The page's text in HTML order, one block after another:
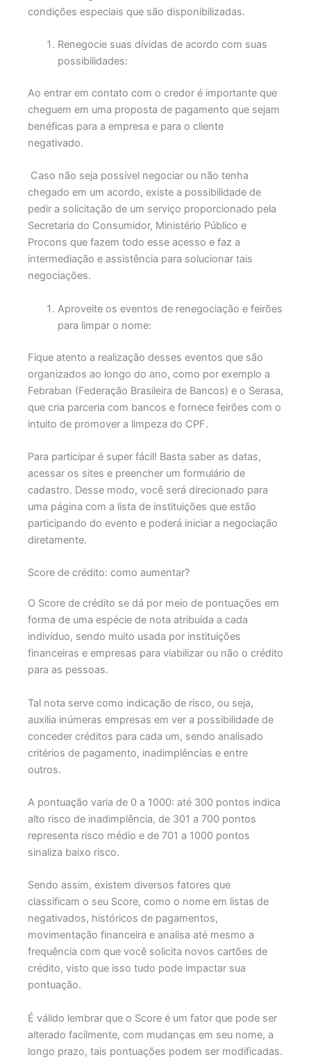
condições especiais que são disponibilizadas.
Renegocie suas dívidas de acordo com suas
possibilidades:
Ao entrar em contato com o credor é importante que
cheguem em uma proposta de pagamento que sejam
benéficas para a empresa e para o cliente
negativado.
Caso não seja possível negociar ou não tenha
chegado em um acordo, existe a possibilidade de
pedir a solicitação de um serviço proporcionado pela
Secretaria do Consumidor, Ministério Público e
Procons que fazem todo esse acesso e faz a
intermediação e assistência para solucionar tais
negociações.
Aproveite os eventos de renegociação e feirões
para limpar o nome:
Fique atento a realização desses eventos que são
organizados ao longo do ano, como por exemplo a
Febraban (Federação Brasileira de Bancos) e o Serasa,
que cria parceria com bancos e fornece feirões com o
intuito de promover a limpeza do CPF.
Para participar é super fácil! Basta saber as datas,
acessar os sites e preencher um formulário de
cadastro. Desse modo, você será direcionado para
uma página com a lista de instituições que estão
participando do evento e poderá iniciar a negociação
diretamente.
Score de crédito: como aumentar?
O Score de crédito se dá por meio de pontuações em
forma de uma espécie de nota atribuída a cada
indivíduo, sendo muito usada por instituições
financeiras e empresas para viabilizar ou não o crédito
para as pessoas.
Tal nota serve como indicação de risco, ou seja,
auxilia inúmeras empresas em ver a possibilidade de
conceder créditos para cada um, sendo analisado
critérios de pagamento, inadimplências e entre
outros.
A pontuação varia de 0 a 1000: até 300 pontos indica
alto risco de inadimplência, de 301 a 700 pontos
representa risco médio e de 701 a 1000 pontos
sinaliza baixo risco.
Sendo assim, existem diversos fatores que
classificam o seu Score, como o nome em listas de
negativados, históricos de pagamentos,
movimentação financeira e analisa até mesmo a
frequência com que você solicita novos cartões de
crédito, visto que isso tudo pode impactar sua
pontuação.
É válido lembrar que o Score é um fator que pode ser
alterado facilmente, com mudanças em seu nome, a
longo prazo, tais pontuações podem ser modificadas.